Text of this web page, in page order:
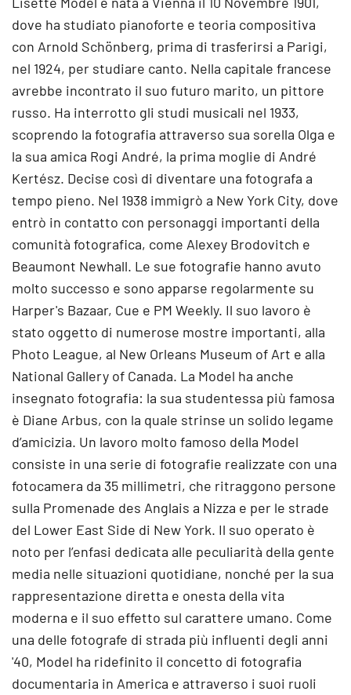
dove ha studiato pianoforte e teoria compositiva
con Arnold Schönberg, prima di trasferirsi a Parigi,
nel 1924, per studiare canto. Nella capitale francese
avrebbe incontrato il suo futuro marito, un pittore
russo. Ha interrotto gli studi musicali nel 1933,
scoprendo la fotografia attraverso sua sorella Olga e
la sua amica Rogi André, la prima moglie di André
Kertész. Decise così di diventare una fotografa a
tempo pieno. Nel 1938 immigrò a New York City, dove
entrò in contatto con personaggi importanti della
comunità fotografica, come Alexey Brodovitch e
Beaumont Newhall. Le sue fotografie hanno avuto
molto successo e sono apparse regolarmente su
Harper's Bazaar, Cue e PM Weekly. Il suo lavoro è
stato oggetto di numerose mostre importanti, alla
Photo League, al New Orleans Museum of Art e alla
National Gallery of Canada. La Model ha anche
insegnato fotografia: la sua studentessa più famosa
è Diane Arbus, con la quale strinse un solido legame
d’amicizia. Un lavoro molto famoso della Model
consiste in una serie di fotografie realizzate con una
fotocamera da 35 millimetri, che ritraggono persone
sulla Promenade des Anglais a Nizza e per le strade
del Lower East Side di New York. Il suo operato è
noto per l’enfasi dedicata alle peculiarità della gente
media nelle situazioni quotidiane, nonché per la sua
rappresentazione diretta e onesta della vita
moderna e il suo effetto sul carattere umano. Come
una delle fotografe di strada più influenti degli anni
'40, Model ha ridefinito il concetto di fotografia
documentaria in America e attraverso i suoi ruoli